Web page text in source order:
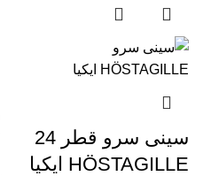
سینی سرو قطر 24
HÖSTAGILLE ایکیا